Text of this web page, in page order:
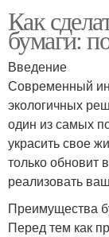
Как
бумаги:
Введение
Современный
экологичных
один из самых
украсить свое
только обновит
реализовать
Преимущества
Перед тем как